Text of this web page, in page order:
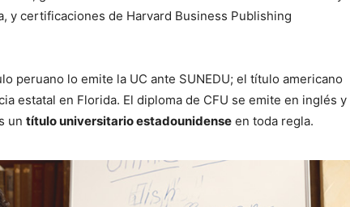
y certificaciones de Harvard Business Publishing
peruano lo emite la UC ante SUNEDU; el título americano
estatal en Florida. El diploma de CFU se emite en inglés y
un título universitario estadounidense en toda regla.